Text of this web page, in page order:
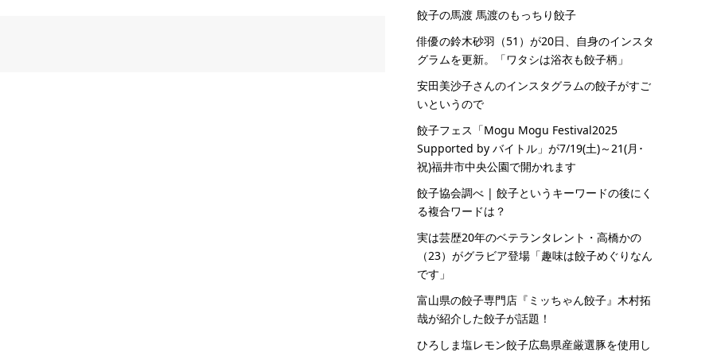
餃子の馬渡 馬渡のもっちり餃子
俳優の鈴木砂羽（51）が20日、自身のインスタ
グラムを更新。「ワタシは浴衣も餃子柄」
安田美沙子さんのインスタグラムの餃子がすご
いというので
餃子フェス「Mogu Mogu Festival2025
Supported by バイトル」が7/19(土)～21(月･
祝)福井市中央公園で開かれます
餃子協会調べ | 餃子というキーワードの後にく
る複合ワードは？
実は芸歴20年のベテランタレント・高橋かの
（23）がグラビア登場「趣味は餃子めぐりなん
です」
富山県の餃子専門店『ミッちゃん餃子』木村拓
哉が紹介した餃子が話題！
ひろしま塩レモン餃子広島県産厳選豚を使用し